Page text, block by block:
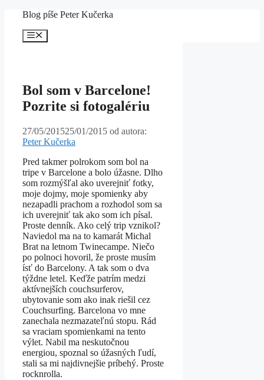
Preskočiť
Blog píše Peter Kučerka
Menu
Bol som v Barcelone!
Pozrite si fotogalériu
27/05/201525/01/2015 od autora:
Peter Kučerka
Pred takmer polrokom som bol na
tripe v Barcelone a bolo úžasne. Dlho
som rozmýšľal ako uverejniť fotky,
moje dojmy, moje spomienky aby
nezapadli prachom a rozhodol som sa
ich uverejniť tak ako som ich písal.
Proste denník. Ako celý trip vznikol?
Naviedol ma na to kamarát Michal
Brat na letnom Twinecampe. Niečo
po polnoci hovoril, že proste musím
ísť do Barcelony. A tak som o dva
týždne letel. Keďže patrím medzi
aktívnejších couchsurferov,
ubytovanie som ako inak riešil cez
Couchsurfing. Barcelona vo mne
zanechala nezmazateľnú stopu. Rád
sa vraciam spomienkami na tento
výlet. Nabil ma neskutočnou
energiou, spoznal so úžasných ľudí,
stali sa mi najdivnejšie príbehý. Proste
rocknrolla.